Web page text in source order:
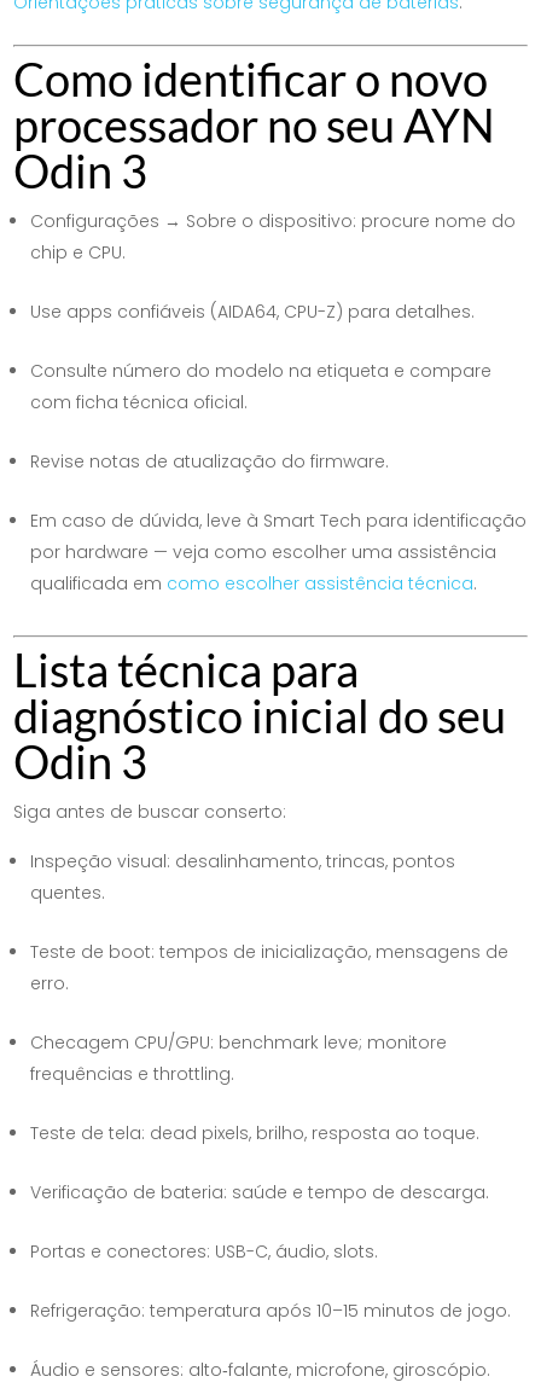
Como identificar o novo
processador no seu AYN
Odin 3
Configurações → Sobre o dispositivo: procure nome do
chip e CPU.
Use apps confiáveis (AIDA64, CPU-Z) para detalhes.
Consulte número do modelo na etiqueta e compare
com ficha técnica oficial.
Revise notas de atualização do firmware.
Em caso de dúvida, leve à Smart Tech para identificação
por hardware — veja como escolher uma assistência
qualificada em como escolher assistência técnica.
Lista técnica para
diagnóstico inicial do seu
Odin 3
Siga antes de buscar conserto:
Inspeção visual: desalinhamento, trincas, pontos
quentes.
Teste de boot: tempos de inicialização, mensagens de
erro.
Checagem CPU/GPU: benchmark leve; monitore
frequências e throttling.
Teste de tela: dead pixels, brilho, resposta ao toque.
Verificação de bateria: saúde e tempo de descarga.
Portas e conectores: USB-C, áudio, slots.
Refrigeração: temperatura após 10–15 minutos de jogo.
Áudio e sensores: alto‑falante, microfone, giroscópio.